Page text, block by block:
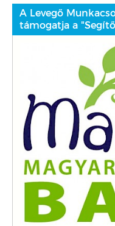
A Levegő
támogatja a